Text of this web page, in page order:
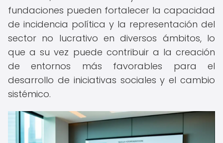
fundaciones pueden fortalecer la capacidad
de incidencia política y la representación del
sector no lucrativo en diversos ámbitos, lo
que a su vez puede contribuir a la creación
de entornos más favorables para el
desarrollo de iniciativas sociales y el cambio
sistémico.